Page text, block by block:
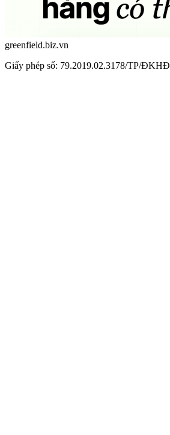
greenfield.biz.vn
Giấy phép số: 79.2019.02.3178/TP/ĐKHĐ